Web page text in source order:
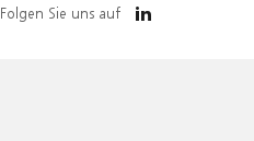
Folgen Sie uns auf